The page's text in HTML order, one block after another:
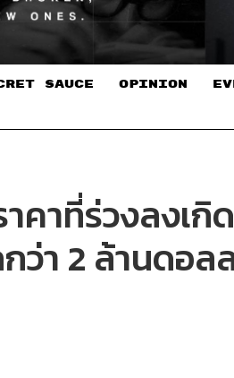
SAUCE​ OPINION
าที่ร่วงลงเกิ
า 2 ล้านดอล